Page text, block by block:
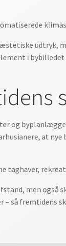
udtryk,
i
og
at
taghaver,
men også
så fremtidens